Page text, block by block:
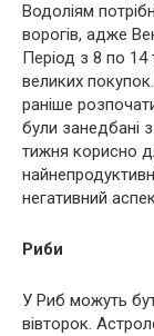
Водоліям
ворогів, адже
Період з 8 по
великих
раніше
були занедбані
тижня корисно
негативний
Риби
У Риб можуть
вівторок.